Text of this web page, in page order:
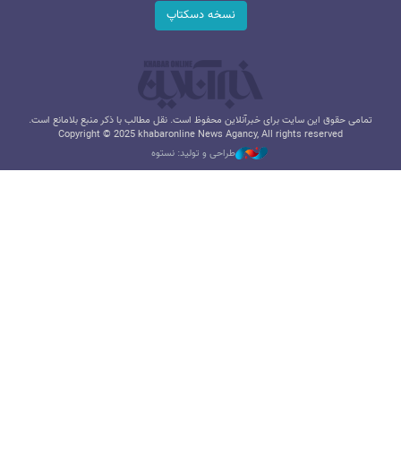
نسخه دسکتاپ
تمامی حقوق این سایت برای خبرآنلاین محفوظ است. نقل مطالب با ذکر منبع بلامانع است.
Copyright © 2025 khabaronline News Agancy, All rights reserved
طراحی و تولید: نستوه